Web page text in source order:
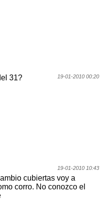
19-01-2010 00:20
31?
19-01-2010 10:43
cubiertas voy a
corro. No conozco el